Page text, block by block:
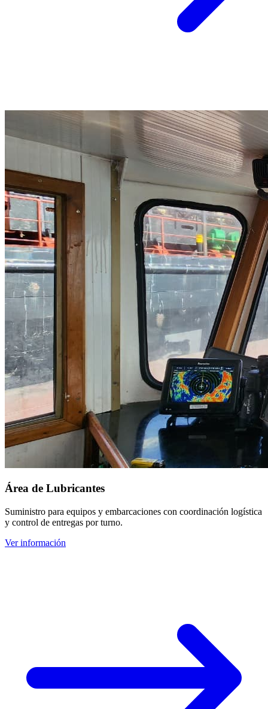
Área de Lubricantes
Suministro para equipos y embarcaciones con coordinación logística
y control de entregas por turno.
Ver información